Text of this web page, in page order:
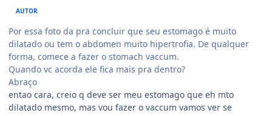
AUTOR
Por essa foto da pra concluir que seu estomago é muito
dilatado ou tem o abdomen muito hipertrofia. De qualquer
forma, comece a fazer o stomach vaccum.
Quando vc acorda ele fica mais pra dentro?
Abraço
entao cara, creio q deve ser meu estomago que eh mto
dilatado mesmo, mas vou fazer o vaccum vamos ver se